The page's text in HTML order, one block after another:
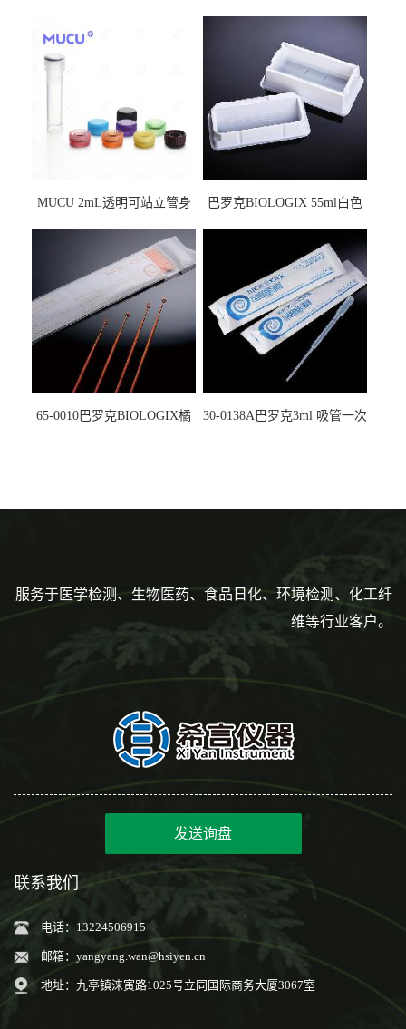
MUCU 2mL透明可站立管身
巴罗克BIOLOGIX 55ml白色
马射线灭菌25-0051
65-0010巴罗克BIOLOGIX橘
30-0138A巴罗克3ml 吸管一次
服务于医学检测、生物医药、食品日化、环境检测、化工纤
维等行业客户。
发送询盘
联系我们
电话：13224506915
邮箱： yangyang.wan@hsiyen.cn
地址：九亭镇涞寅路1025号立同国际商务大厦3067室